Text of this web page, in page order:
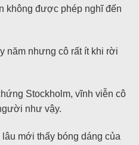
không được phép nghĩ đến
năm nhưng cô rất ít khi rời
Stockholm, vĩnh viễn cô
như vậy.
mới thấy bóng dáng của